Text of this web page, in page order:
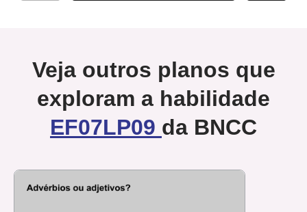
Veja outros planos que
exploram a habilidade
EF07LP09 da BNCC